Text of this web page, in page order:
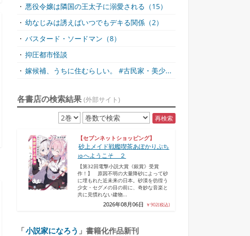
・ 悪役令嬢は隣国の王太子に溺愛される（15）
・ 幼なじみは誘えばいつでもデキる関係（2）
・ バスタード・ソードマン（8）
・ 抑圧都市怪談
・ 嫁候補、うちに住むらしい。 #古民家・美少...
各書店の検索結果 (外部サイト)
再検索
【セブンネットショッピング】
砂上メイド戦艦喫茶あぽかりぷち
ゅへようこそ ２
【第32回電撃小説大賞《銀賞》受賞
作！】 原因不明の大量降砂によって砂
に埋もれた近未来の日本。砂漠を彷徨う
少女・セグメの目の前に、奇妙な音楽と
共に見慣れない建物...
2026年08月06日 ￥902(税込)
「小説家になろう 」書籍化作品新刊